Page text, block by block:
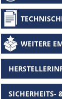
WEITERE
SICHERHEITS-